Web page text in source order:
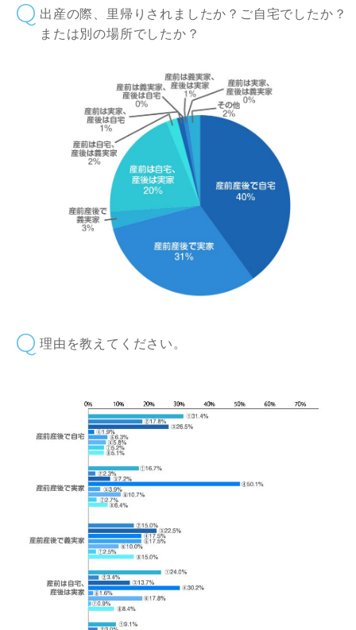
出産の際、里帰りされましたか？ご自宅でしたか？
または別の場所でしたか？
理由を教えてください。